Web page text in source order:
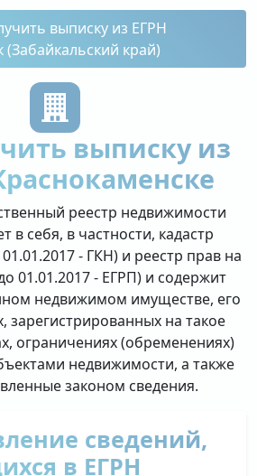
выписку из ЕГРН
(Забайкальский край)
выписку из
реестр недвижимости
в себя, в частности, кадастр
- ГКН) и реестр прав на
01.01.2017 - ЕГРП) и содержит
недвижимом имуществе, его
зарегистрированных на такое
ограничениях (обременениях)
недвижимости, а также
законом сведения.
сведений,
в ЕГРН